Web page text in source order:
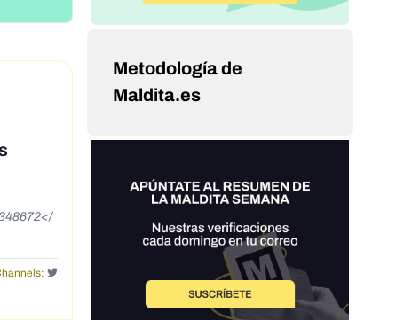
Metodología de
Maldita.es